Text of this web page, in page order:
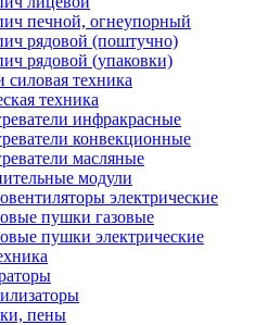
печной, огнеупорный
рядовой (поштучно)
рядовой (упаковки)
силовая техника
техника
инфракрасные
конвекционные
масляные
модули
электрические
пушки газовые
пушки электрические
пены